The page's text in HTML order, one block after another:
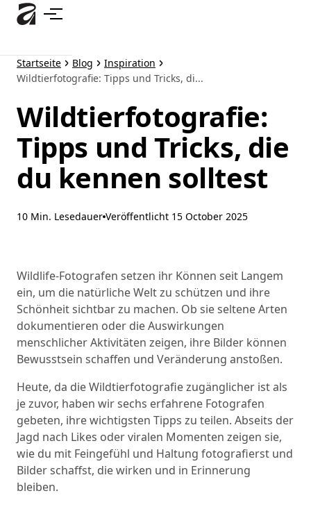
Zum
Hauptinhalt
Startseite Blog
Inspiration
Wildtierfotografie: Tipps und Tricks, di...
Wildtierfotografie:
Tipps und Tricks, die
du kennen solltest
10 Min. Lesedauer Veröffentlicht 15 October 2025
Wildlife-Fotografen setzen ihr Können seit Langem
ein, um die natürliche Welt zu schützen und ihre
Schönheit sichtbar zu machen. Ob sie seltene Arten
dokumentieren oder die Auswirkungen
menschlicher Aktivitäten zeigen, ihre Bilder können
Bewusstsein schaffen und Veränderung anstoßen.
Heute, da die Wildtierfotografie zugänglicher ist als
je zuvor, haben wir sechs erfahrene Fotografen
gebeten, ihre wichtigsten Tipps zu teilen. Abseits der
Jagd nach Likes oder viralen Momenten zeigen sie,
wie du mit Feingefühl und Haltung fotografierst und
Bilder schaffst, die wirken und in Erinnerung
bleiben.